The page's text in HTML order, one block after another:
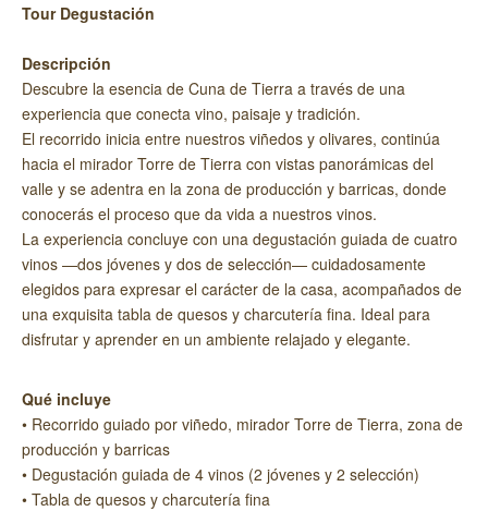
Tour Degustación
Descripción
Descubre la esencia de Cuna de Tierra a través de una
experiencia que conecta vino, paisaje y tradición.
El recorrido inicia entre nuestros viñedos y olivares, continúa
hacia el mirador Torre de Tierra con vistas panorámicas del
valle y se adentra en la zona de producción y barricas, donde
conocerás el proceso que da vida a nuestros vinos.
La experiencia concluye con una degustación guiada de cuatro
vinos —dos jóvenes y dos de selección— cuidadosamente
elegidos para expresar el carácter de la casa, acompañados de
una exquisita tabla de quesos y charcutería fina. Ideal para
disfrutar y aprender en un ambiente relajado y elegante.
Qué incluye
• Recorrido guiado por viñedo, mirador Torre de Tierra, zona de
producción y barricas
• Degustación guiada de 4 vinos (2 jóvenes y 2 selección)
• Tabla de quesos y charcutería fina